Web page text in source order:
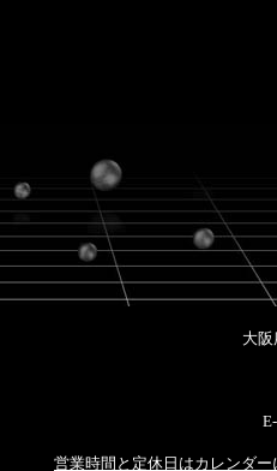
大
営業時間と定休日はカレンダ